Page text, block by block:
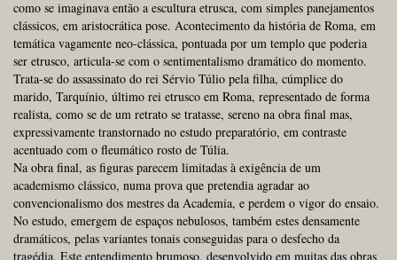
como se imaginava então a escultura etrusca, com simples panejamentos
clássicos, em aristocrática pose. Acontecimento da história de Roma, em
temática vagamente neo-clássica, pontuada por um templo que poderia
ser etrusco, articula-se com o sentimentalismo dramático do momento.
Trata-se do assassinato do rei Sérvio Túlio pela filha, cúmplice do
marido, Tarquínio, último rei etrusco em Roma, representado de forma
realista, como se de um retrato se tratasse, sereno na obra final mas,
expressivamente transtornado no estudo preparatório, em contraste
acentuado com o fleumático rosto de Túlia.
Na obra final, as figuras parecem limitadas à exigência de um
academismo clássico, numa prova que pretendia agradar ao
convencionalismo dos mestres da Academia, e perdem o vigor do ensaio.
No estudo, emergem de espaços nebulosos, também estes densamente
dramáticos, pelas variantes tonais conseguidas para o desfecho da
tragédia. Este entendimento brumoso, desenvolvido em muitas das obras